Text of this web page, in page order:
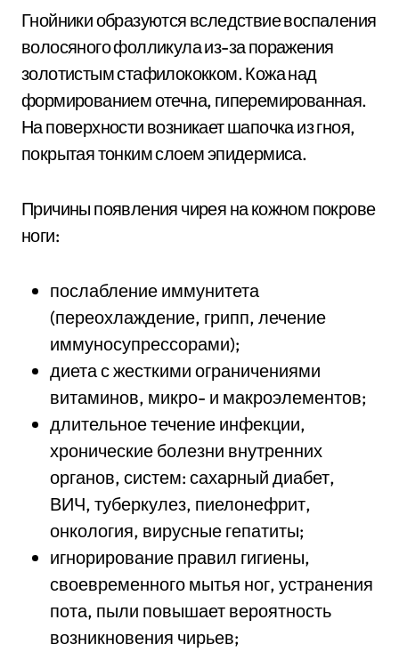
Гнойники образуются вследствие воспаления
волосяного фолликула из-за поражения
золотистым стафилококком. Кожа над
формированием отечна, гиперемированная.
На поверхности возникает шапочка из гноя,
покрытая тонким слоем эпидермиса.
Причины появления чирея на кожном покрове
ноги:
послабление иммунитета
(переохлаждение, грипп, лечение
иммуносупрессорами);
диета с жесткими ограничениями
витаминов, микро- и макроэлементов;
длительное течение инфекции,
хронические болезни внутренних
органов, систем: сахарный диабет,
ВИЧ, туберкулез, пиелонефрит,
онкология, вирусные гепатиты;
игнорирование правил гигиены,
своевременного мытья ног, устранения
пота, пыли повышает вероятность
возникновения чирьев;